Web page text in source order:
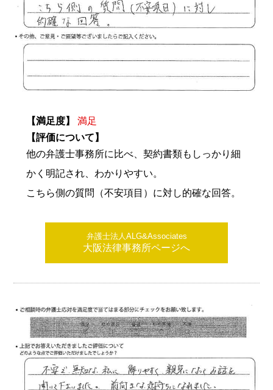
【満足度】
満足
【評価について】
他の弁護士事務所に比べ、契約書類もしっかり細
かく明記され、わかりやすい。
こちら側の質問（不安項目）に対し的確な回答。
弁護士法人ALG&Associates
大阪法律事務所ページへ